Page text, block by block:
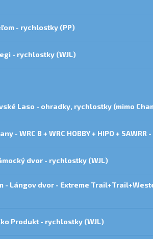
- rychlostky (PP)
- rychlostky (WJL)
Laso - ohradky, rychlostky (mimo
- WRC B + WRC HOBBY + HIPO + SAWRR
dvor - rychlostky (WJL)
- Lángov dvor - Extreme
Produkt - rychlostky (WJL)